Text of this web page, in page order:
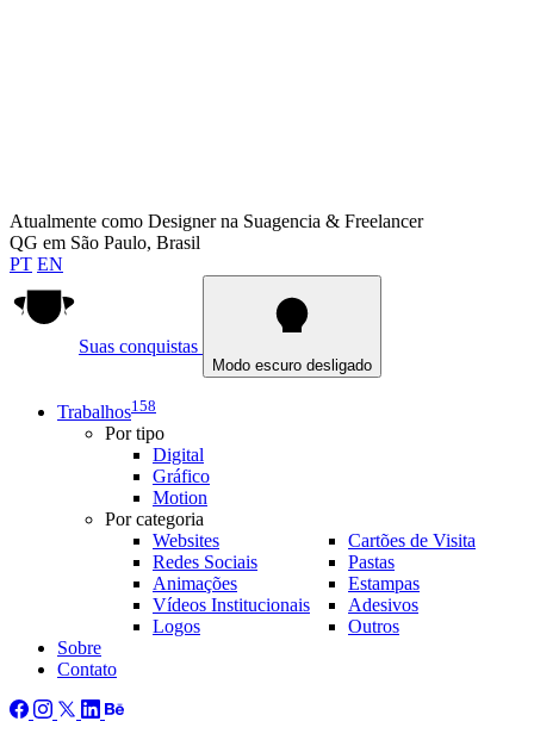
Atualmente como Designer na Suagencia & Freelancer
QG em São Paulo, Brasil
PT EN
Suas conquistas
Modo escuro desligado
Trabalhos158
Por tipo
Digital
Gráfico
Motion
Por categoria
Websites
Redes Sociais
Animações
Vídeos Institucionais
Logos
Cartões de Visita
Pastas
Estampas
Adesivos
Outros
Sobre
Contato